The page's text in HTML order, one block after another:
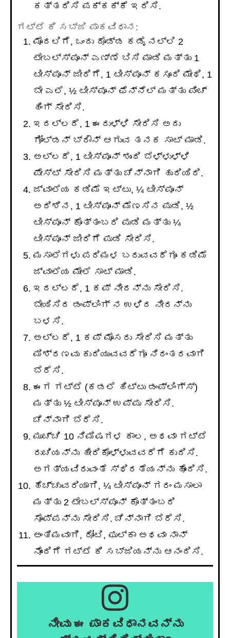
ಕತ್ತರಿಸಿ ಪಕ್ಕಕ್ಕೆ ಇರಿಸಿ.
ಗಟ್ಟೆ ಕಿ ಸಬ್ಜಿ ಪಾಕವಿಧಾನ:
ಮೊದಲಿಗೆ, ಒಂದು ದೊಡ್ಡ ಕಡೈ ನಲ್ಲಿ 2
ಟೇಬಲ್ಸ್ಪೂನ್ ಎಣ್ಣೆ ಬಿಸಿ ಮಾಡಿ ಮತ್ತು 1
ಟೀಸ್ಪೂನ್ ಜೀರಿಗೆ, 1 ಟೀಸ್ಪೂನ್ ಕಸೂರಿ ಮೇಥಿ, 1
ಬೇ ಎಲೆ, ½ ಟೀಸ್ಪೂನ್ ಫೆನ್ನೆಲ್ ಮತ್ತು ಪಿಂಚ್
ಹಿಂಗ್ ಸೇರಿಸಿ.
ಇದಲ್ಲದೆ, 1 ಈರುಳ್ಳಿ ಸೇರಿಸಿ ಅದು
ಗೋಲ್ಡನ್ ಬ್ರೌನ್ ಆಗುವ ತನಕ ಸಾಟ್ ಮಾಡಿ.
ಅಲ್ಲದೆ, 1 ಟೀಸ್ಪೂನ್ ಶುಂಠಿ ಬೆಳ್ಳುಳ್ಳಿ
ಪೇಸ್ಟ್ ಸೇರಿಸಿ ಮತ್ತು ಚೆನ್ನಾಗಿ ಹುರಿಯಿರಿ.
ಜ್ವಾಲೆಯ ಕಡಿಮೆ ಇಟ್ಟು, ¼ ಟೀಸ್ಪೂನ್
ಅರಿಶಿನ, 1 ಟೀಸ್ಪೂನ್ ಮೆಣಸಿನ ಪುಡಿ, ½
ಟೀಸ್ಪೂನ್ ಕೊತ್ತಂಬರಿ ಪುಡಿ ಮತ್ತು ¼
ಟೀಸ್ಪೂನ್ ಜೀರಿಗೆ ಪುಡಿ ಸೇರಿಸಿ.
ಮಸಾಲೆಗಳು ಪರಿಮಳ ಬರುವವರೆಗೂ ಕಡಿಮೆ
ಜ್ವಾಲೆಯ ಮೇಲೆ ಸಾಟ್ ಮಾಡಿ.
ಇದಲ್ಲದೆ, 1 ಕಪ್ ನೀರನ್ನು ಸೇರಿಸಿ.
ಬೇಯಿಸಿದ ಡಂಪ್ಲಿಂಗ್ ನ ಉಳಿದ ನೀರನ್ನು
ಬಳಸಿ.
ಅಲ್ಲದೆ, 1 ಕಪ್ ಮೊಸರು ಸೇರಿಸಿ ಮತ್ತು
ಮಿಶ್ರಣವು ಕುದಿಯುವವರೆಗೂ ನಿರಂತರವಾಗಿ
ಬೆರೆಸಿ.
ಈಗ ಗಟ್ಟೆ (ಕಡಲೆ ಹಿಟ್ಟು ಡಂಪ್ಲಿಂಗ್ಸ್)
ಮತ್ತು ½ ಟೀಸ್ಪೂನ್ ಉಪ್ಪು ಸೇರಿಸಿ.
ಚೆನ್ನಾಗಿ ಬೆರೆಸಿ.
ಮುಚ್ಚಿ 10 ನಿಮಿಷಗಳ ಕಾಲ, ಅಥವಾ ಗಟ್ಟೆ
ರುಚಿಯನ್ನು ಹೀರಿಕೊಳ್ಳುವವರೆಗೆ ಕುದಿಸಿ.
ಅಗತ್ಯವಿರುವಂತೆ ಸ್ಥಿರತೆಯನ್ನು ಹೊಂದಿಸಿ.
ಹೆಚ್ಚುವರಿಯಾಗಿ, ¼ ಟೀಸ್ಪೂನ್ ಗರಂ ಮಸಾಲಾ
ಮತ್ತು 2 ಟೇಬಲ್ಸ್ಪೂನ್ ಕೊತ್ತಂಬರಿ
ಸೊಪ್ಪನ್ನು ಸೇರಿಸಿ. ಚೆನ್ನಾಗಿ ಬೆರೆಸಿ.
ಅಂತಿಮವಾಗಿ, ರೋಟಿ, ಫುಲ್ಕಾ ಅಥವಾ ನಾನ್
ನೊಂದಿಗೆ ಗಟ್ಟೆ ಕಿ ಸಬ್ಜಿಯನ್ನು ಆನಂದಿಸಿ.
ನೀವು ಈ ಪಾಕವಿಧಾನವನ್ನು